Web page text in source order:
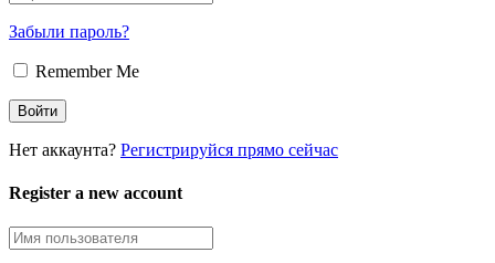
Забыли пароль?
Remember Me
Нет аккаунта? Регистрируйся прямо сейчас
Register a new account